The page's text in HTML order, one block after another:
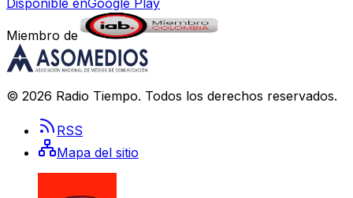
Disponible enGoogle Play
Miembro de
© 2026 Radio Tiempo. Todos los derechos reservados.
RSS
Mapa del sitio